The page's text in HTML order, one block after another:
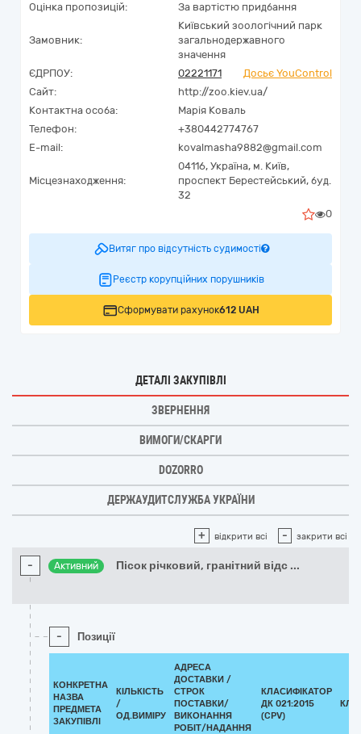
Оцінка пропозицій:
За вартістю придбання
Замовник:
Київський зоологічний парк
загальнодержавного
значення
ЄДРПОУ:
02221171
Досьє YouControl
Сайт:
http://zoo.kiev.ua/
Контактна особа:
Марія Коваль
Телефон:
+380442774767
E-mail:
kovalmasha9882@gmail.com
Місцезнаходження:
04116, Україна, м. Київ,
проспект Берестейський, буд.
32
0
Витяг про відсутність судимості
Реєстр корупційних порушників
Сформувати рахунок612 UAH
ДЕТАЛІ ЗАКУПІВЛІ
ЗВЕРНЕННЯ
ВИМОГИ/СКАРГИ
DOZORRO
ДЕРЖАУДИТСЛУЖБА УКРАЇНИ
+ відкрити всі - закрити всі
- Активний Пісок річковий, гранітний відс ...
- Позиції
КОНКРЕТНА
НАЗВА
ПРЕДМЕТА
ЗАКУПІВЛІ
КІЛЬКІСТЬ
/
ОД.ВИМІРУ
АДРЕСА
ДОСТАВКИ /
СТРОК
ПОСТАВКИ/
ВИКОНАННЯ
РОБІТ/НАДАННЯ
КЛАСИФІКАТОР
ДК 021:2015
(CPV)